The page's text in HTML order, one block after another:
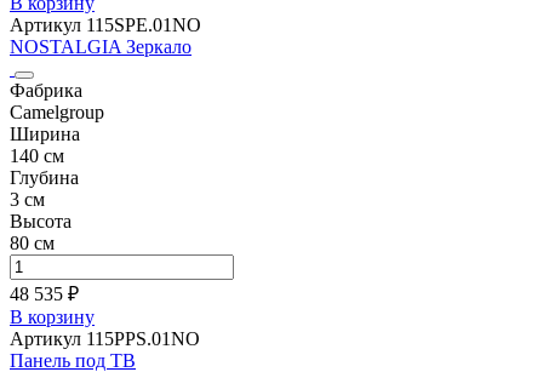
Артикул 115SPE.01NO
NOSTALGIA Зеркало
Фабрика
Camelgroup
Ширина
140 см
Глубина
3 см
Высота
80 см
48 535 ₽
В корзину
Артикул 115PPS.01NO
Панель под ТВ